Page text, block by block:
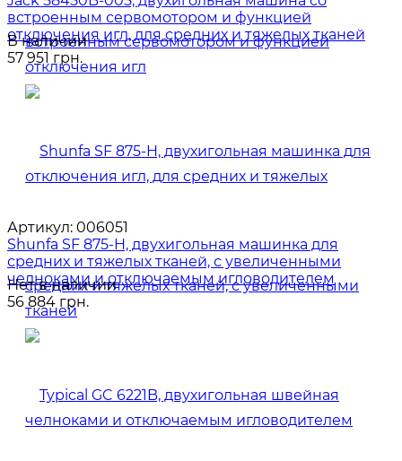
встроенным сервомотором и функцией
отключения игл, для средних и тяжелых тканей
В наличии
57 951 грн.
Артикул: 006051
Shunfa SF 875-H, двухигольная машинка для
средних и тяжелых тканей, с увеличенными
челноками и отключаемым игловодителем
Нет в наличии
56 884 грн.